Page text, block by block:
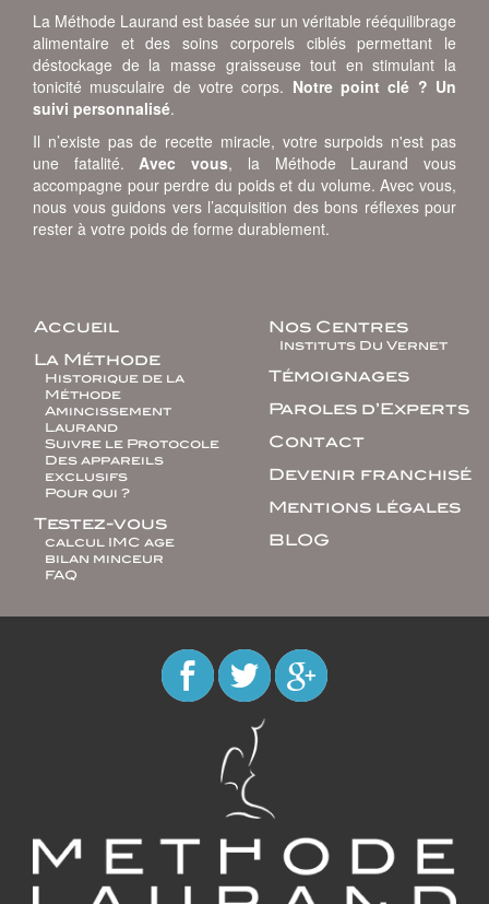
La Méthode Laurand est basée sur un véritable rééquilibrage
alimentaire et des soins corporels ciblés permettant le
déstockage de la masse graisseuse tout en stimulant la
tonicité musculaire de votre corps. Notre point clé ? Un
suivi personnalisé.
Il n’existe pas de recette miracle, votre surpoids n'est pas
une fatalité. Avec vous, la Méthode Laurand vous
accompagne pour perdre du poids et du volume. Avec vous,
nous vous guidons vers l’acquisition des bons réflexes pour
rester à votre poids de forme durablement.
Accueil
La Méthode
Historique de la
Méthode
Amincissement
Laurand
Suivre le Protocole
Des appareils
exclusifs
Pour qui ?
Testez-vous
calcul IMC age
bilan minceur
FAQ
Nos Centres
Instituts Du Vernet
Témoignages
Paroles d’Experts
Contact
Devenir franchisé
Mentions légales
BLOG